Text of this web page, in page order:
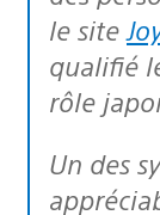
le site
qualifié
rôle
Un des systèmes les plus